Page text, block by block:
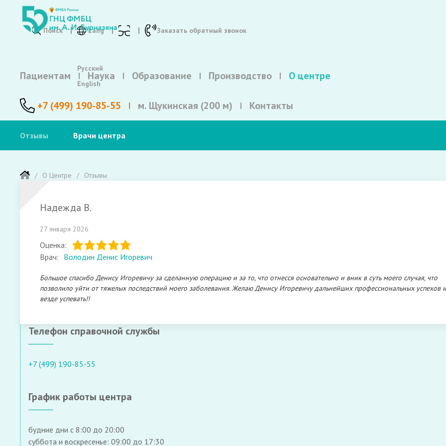
Поиск Lang
Русский
English
Заказать обратный звонок
Пациентам Наука Образование Производство О центре
+7 (499) 190-85-55 м. Щукинская (200 м) Контакты
Отзывы Врачи центра
О Центре Отзывы
Надежда В.
27 января 2026
Оценка:
Врач: Володин Денис Игоревич
Большое спасибо Денису Игоревичу за сделанную операцию и за то, что отнесся основательно и вник в суть моего случая, что
позволило уйти от тяжелых последствий моего заболевания. Желаю Денису Игоревичу дальнейших профессиональных успехов
везде успевать!!
Телефон справочной службы
+7 (499) 190-85-55
График работы центра
будние дни с 8:00 до 20:00
суббота и воскресенье: 09:00 до 17:30